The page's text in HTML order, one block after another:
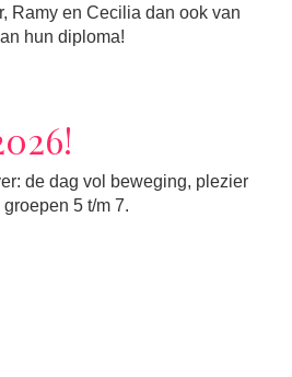
Ramy en Cecilia dan ook van
hun diploma!
de dag vol beweging, plezier
5 t/m 7.